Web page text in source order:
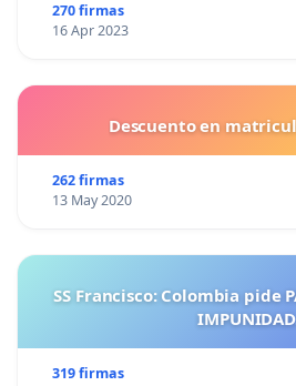
270 firmas
16 Apr 2023
Descuento en
262 firmas
13 May 2020
SS Francisco: Colombia pide
319 firmas